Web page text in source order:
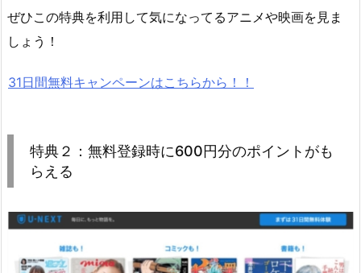
ぜひこの特典を利用して気になってるアニメや映画を見ま
しょう！
31日間無料キャンペーンはこちらから！！
特典２：無料登録時に600円分のポイントがも
らえる